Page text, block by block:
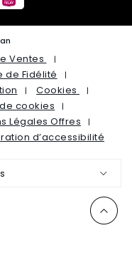
Ventes
de Fidélité
Cookies
cookies
Légales Offres
d’accessibilité